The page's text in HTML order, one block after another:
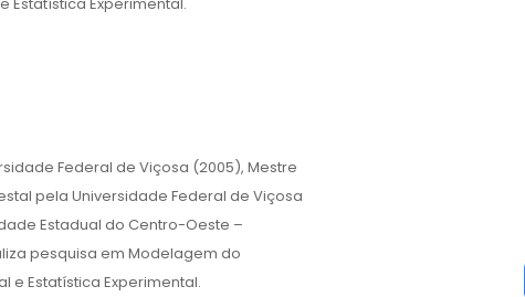
Federal de Viçosa (2005), Mestre
pela Universidade Federal de Viçosa
Estadual do Centro-Oeste –
pesquisa em Modelagem do
e Estatística Experimental.